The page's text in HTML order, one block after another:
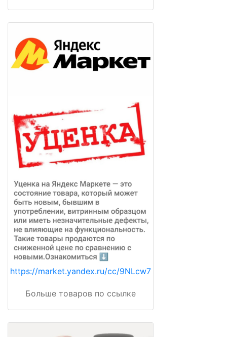
https://market.yandex.ru/cc/9NLcw7
Больше товаров по ссылке